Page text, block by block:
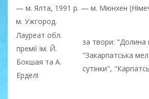
— м. Ялта, 1991 р. — м. Мюнхен
м. Ужгород.
Лауреат обл.
премії ім. Й.
Бокшая та А.
Ерделі
за твори: "Долина
"Закарпатська
сутінки",